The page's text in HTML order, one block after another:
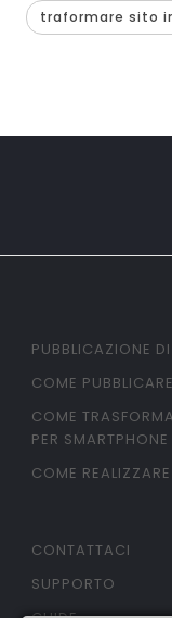
traformare sito
PUBBLICAZIONE
COME
COME
PER SMARTPHONE
COME
CONTATTACI
SUPPORTO